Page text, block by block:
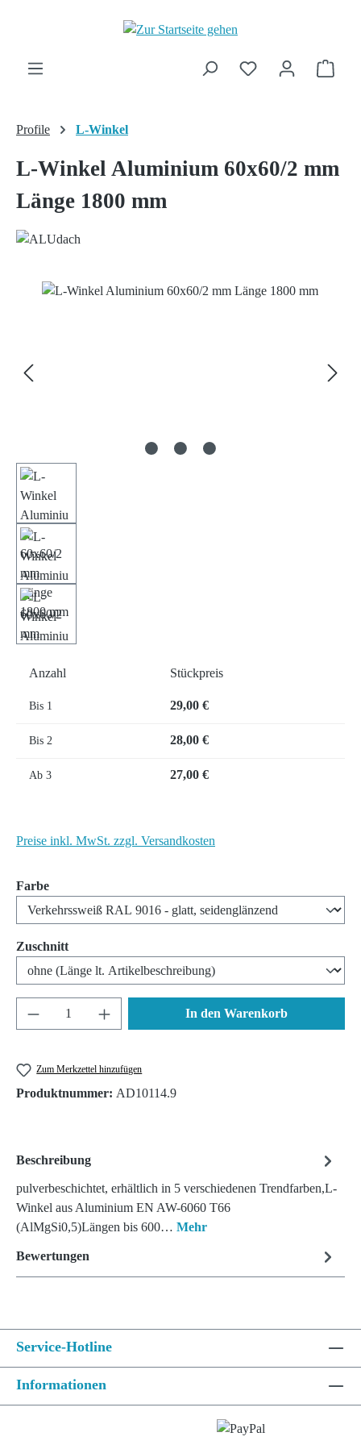
Zum Hauptinhalt springen
Profile L-Winkel
L-Winkel Aluminium 60x60/2 mm
Länge 1800 mm
Bildergalerie überspringen
Anzahl Stückpreis
Bis 1 29,00 €
Bis 2 28,00 €
Ab 3 27,00 €
Preise inkl. MwSt. zzgl. Versandkosten
Farbeauswählen
Zuschnittauswählen
Produkt Anzahl: Gib den gewünschten Wert
In den Warenkorb
Zum Merkzettel hinzufügen
Produktnummer: AD10114.9
Beschreibung
pulverbeschichtet, erhältlich in 5 verschiedenen Trendfarben,L-
Winkel aus Aluminium EN AW-6060 T66
(AlMgSi0,5)Längen bis 600… Mehr
Bewertungen
Service-Hotline
Informationen